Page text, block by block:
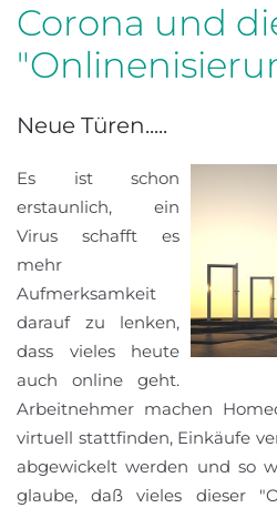
Corona und
Neue Türen.....
Es ist schon
erstaunlich, ein
Virus schafft es
mehr
Aufmerksamkeit
darauf zu lenken,
dass vieles heute
auch online geht.
Arbeitnehmer machen
virtuell stattfinden, Einkäufe
abgewickelt werden und so
glaube, daß vieles dieser